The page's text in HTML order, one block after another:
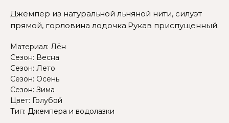
Джемпер из натуральной льняной нити, силуэт
прямой, горловина лодочка.Рукав приспущенный.
Материал: Лён
Сезон: Весна
Сезон: Лето
Сезон: Осень
Сезон: Зима
Цвет: Голубой
Тип: Джемпера и водолазки
Или напишите нам и мы
вам поможем!